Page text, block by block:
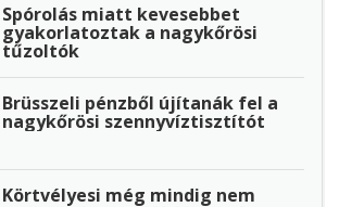
Spórolás miatt kevesebbet
gyakorlatoztak a nagykőrösi
tűzoltók
Brüsszeli pénzből újítanák fel a
nagykőrösi szennyvíztisztítót
Körtvélyesi még mindig nem